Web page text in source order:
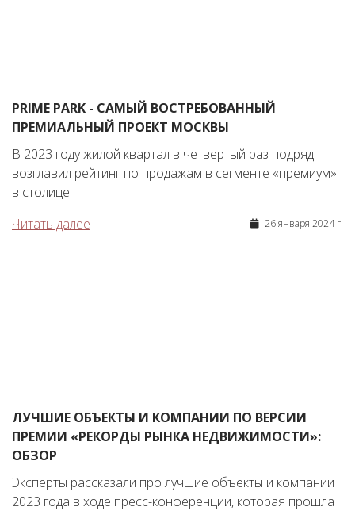
PRIME PARK - САМЫЙ ВОСТРЕБОВАННЫЙ
ПРЕМИАЛЬНЫЙ ПРОЕКТ МОСКВЫ
В 2023 году жилой квартал в четвертый раз подряд
возглавил рейтинг по продажам в сегменте «премиум»
в столице
Читать далее
26 января 2024 г.
ЛУЧШИЕ ОБЪЕКТЫ И КОМПАНИИ ПО ВЕРСИИ
ПРЕМИИ «РЕКОРДЫ РЫНКА НЕДВИЖИМОСТИ»:
ОБЗОР
Эксперты рассказали про лучшие объекты и компании
2023 года в ходе пресс-конференции, которая прошла